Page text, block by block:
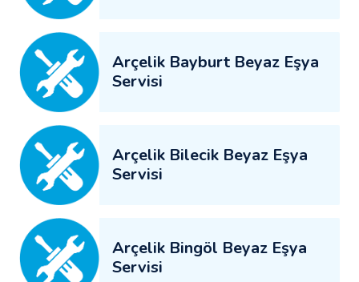
Arçelik Bayburt Beyaz Eşya
Servisi
Arçelik Bilecik Beyaz Eşya
Servisi
Arçelik Bingöl Beyaz Eşya
Servisi